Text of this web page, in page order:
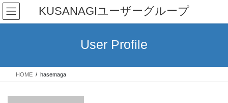
Skip
the
Skip
the
KUSANAGIユーザーグループ
User Profile
HOME hasemaga